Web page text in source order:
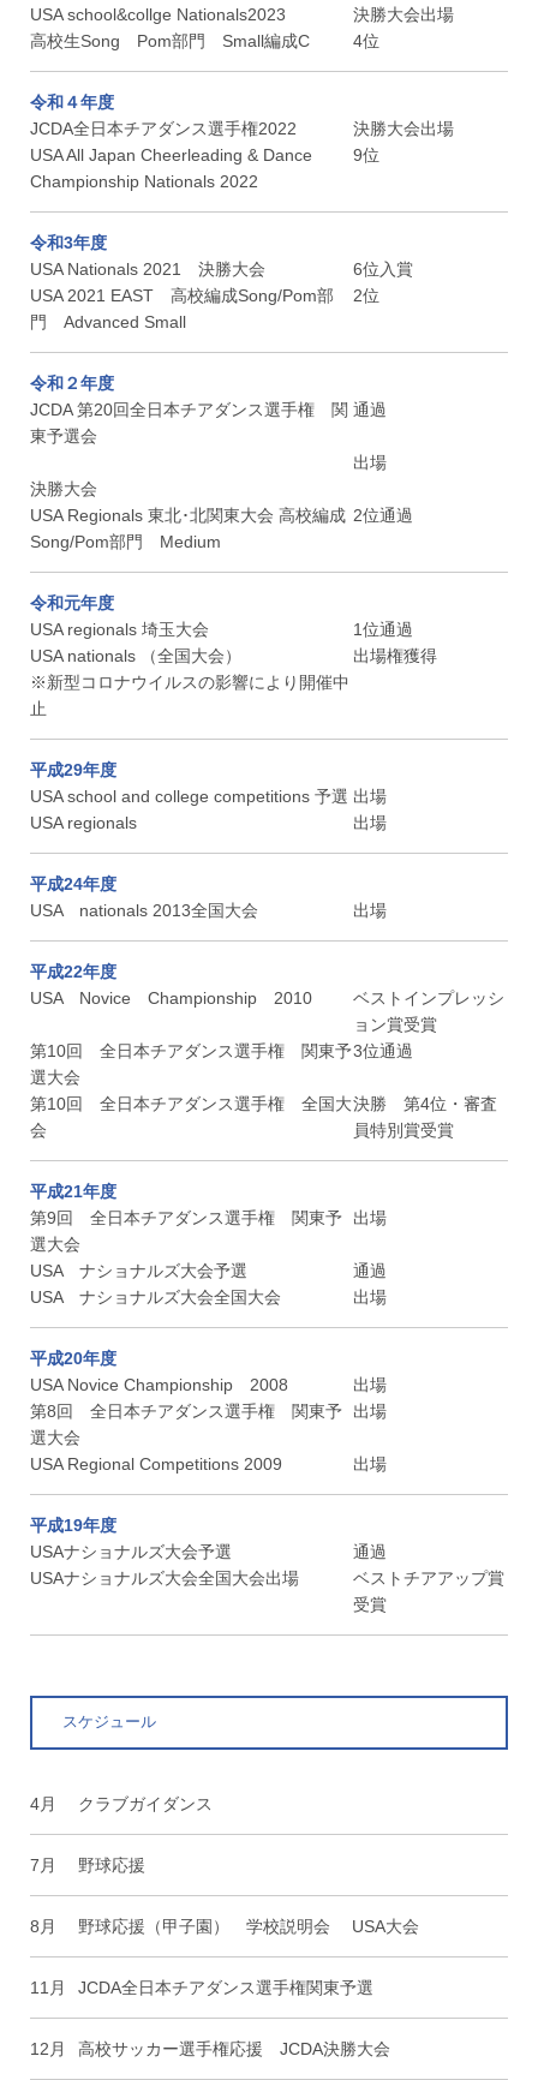
USA school&collge Nationals2023
決勝大会出場
高校生Song Pom部門 Small編成C
4位
令和４年度
JCDA全日本チアダンス選手権2022
決勝大会出場
USA All Japan Cheerleading & Dance
Championship Nationals 2022
9位
令和3年度
USA Nationals 2021 決勝大会
6位入賞
USA 2021 EAST 高校編成Song/Pom部
門 Advanced Small
2位
令和２年度
JCDA 第20回全日本チアダンス選手権 関
東予選会
通過
決勝大会
出場
USA Regionals 東北･北関東大会 高校編成
Song/Pom部門 Medium
2位通過
令和元年度
USA regionals 埼玉大会
1位通過
USA nationals （全国大会）
出場権獲得
※新型コロナウイルスの影響により開催中
止
平成29年度
USA school and college competitions 予選 出場
USA regionals
出場
平成24年度
USA nationals 2013全国大会
出場
平成22年度
USA Novice Championship 2010
ベストインプレッシ
ョン賞受賞
第10回 全日本チアダンス選手権 関東予
選大会
3位通過
第10回 全日本チアダンス選手権 全国大
会
決勝 第4位・審査
員特別賞受賞
平成21年度
第9回 全日本チアダンス選手権 関東予
選大会
出場
USA ナショナルズ大会予選
通過
USA ナショナルズ大会全国大会
出場
平成20年度
USA Novice Championship 2008
出場
第8回 全日本チアダンス選手権 関東予
選大会
出場
USA Regional Competitions 2009 出場
平成19年度
USAナショナルズ大会予選
通過
USAナショナルズ大会全国大会出場
ベストチアアップ賞
受賞
スケジュール
4月 クラブガイダンス
7月 野球応援
8月 野球応援（甲子園） 学校説明会 USA大会
11月 JCDA全日本チアダンス選手権関東予選
12月 高校サッカー選手権応援 JCDA決勝大会